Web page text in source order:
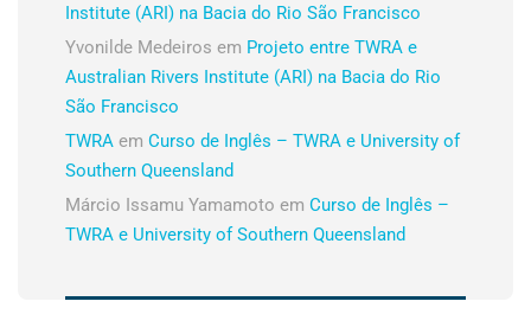
Institute (ARI) na Bacia do Rio São Francisco
Yvonilde Medeiros em Projeto entre TWRA e
Australian Rivers Institute (ARI) na Bacia do Rio
São Francisco
TWRA em Curso de Inglês – TWRA e University of
Southern Queensland
Márcio Issamu Yamamoto em Curso de Inglês –
TWRA e University of Southern Queensland